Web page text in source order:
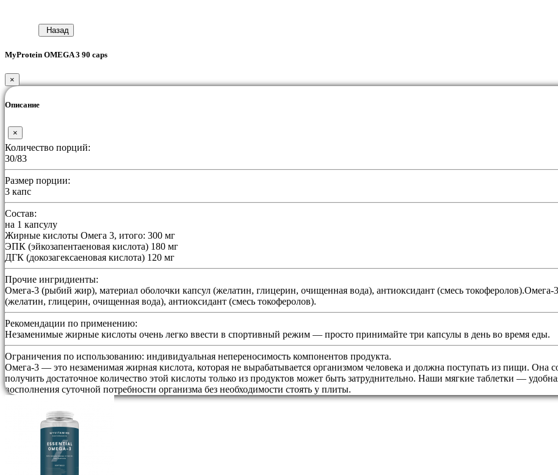
Назад
MyProtein OMEGA 3 90 caps
×
Описание
×
Количество порций:
30/83
Размер порции:
3 капс
Состав:
на 1 капсулу
Жирные кислоты Омега 3, итого: 300 мг
ЭПК (эйкозапентаеновая кислота) 180 мг
ДГК (докозагексаеновая кислота) 120 мг
Прочие ингридиенты:
Омега-3 (рыбий жир), материал оболочки капсул (желатин, глицерин, очищенная вода), антиоксидант (смесь
(желатин, глицерин, очищенная вода), антиоксидант (смесь токоферолов).
Рекомендации по применению:
Незаменимые жирные кислоты очень легко ввести в спортивный режим — просто принимайте три капсулы в день во время еды.
Ограничения по использованию: индивидуальная непереносимость компонентов продукта.
Омега-3 — это незаменимая жирная кислота, которая не вырабатывается организмом человека и должна поступать из пищи. Она
получить достаточное количество этой кислоты только из продуктов может быть затруднительно. Наши мягкие таблетки —
восполнения суточной потребности организма без необходимости стоять у плиты.